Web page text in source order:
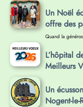
Un Noël
offre des
Quand la
L’hôpital
Meilleurs
Un
Nogent-le-